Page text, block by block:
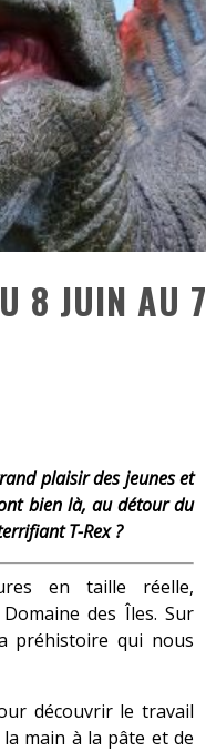
8 JUIN AU 7
plaisir des jeunes et
bien là, au détour du
T-Rex ?
en taille réelle,
des Îles. Sur
préhistoire qui nous
découvrir le travail
main à la pâte et de